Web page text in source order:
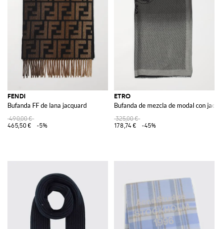
FENDI
Bufanda FF de lana jacquard
490,00 €
465,50 €
-5%
ETRO
Bufanda de mezcla de modal con
325,00 €
178,74 €
-45%